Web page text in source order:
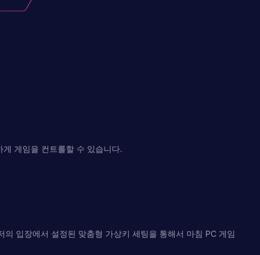
게임을 컨트롤할 수 있습니다.
입장에서 설정된 맞춤형 가상키 세팅을 통해서 마침 PC 게임